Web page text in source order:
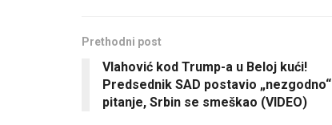
Prethodni post
Vlahović kod Trump-a u Beloj kući!
Predsednik SAD postavio „nezgodno“
pitanje, Srbin se smeškao (VIDEO)